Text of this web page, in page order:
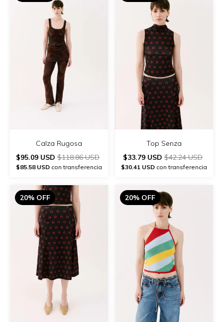
Calza Rugosa
$95.09 USD $118.86 USD
$85.58 USD con transferencia
Top Senza
$33.79 USD $42.24 USD
$30.41 USD con transferencia
20% OFF 20% OFF